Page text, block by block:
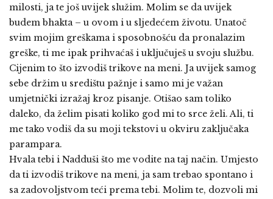
milosti, ja te još uvijek služim. Molim se da uvijek
budem bhakta – u ovom i u sljedećem životu. Unatoč
svim mojim greškama i sposobnošću da pronalazim
greške, ti me ipak prihvaćaš i uključuješ u svoju službu.
Cijenim to što izvodiš trikove na meni. Ja uvijek samog
sebe držim u središtu pažnje i samo mi je važan
umjetnički izražaj kroz pisanje. Otišao sam toliko
daleko, da želim pisati koliko god mi to srce želi. Ali, ti
me tako vodiš da su moji tekstovi u okviru zaključaka
parampara.
Hvala tebi i Nadduši što me vodite na taj način. Umjesto
da ti izvodiš trikove na meni, ja sam trebao spontano i
sa zadovoljstvom teći prema tebi. Molim te, dozvoli mi